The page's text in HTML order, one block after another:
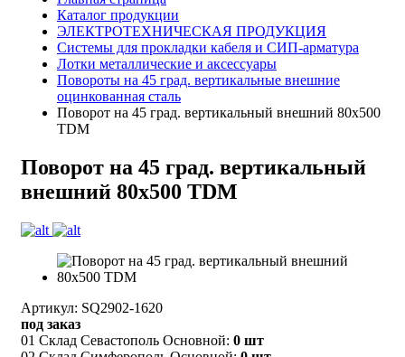
Каталог продукции
ЭЛЕКТРОТЕХНИЧЕСКАЯ ПРОДУКЦИЯ
Системы для прокладки кабеля и СИП-арматура
Лотки металлические и аксессуары
Повороты на 45 град. вертикальные внешние
оцинкованная сталь
Поворот на 45 град. вертикальный внешний 80х500
TDM
Поворот на 45 град. вертикальный
внешний 80х500 TDM
Артикул: SQ2902-1620
под заказ
01 Склад Севастополь Основной: 0 шт